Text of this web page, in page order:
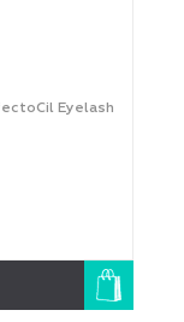
Eyelash